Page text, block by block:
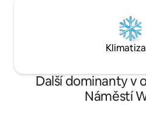
Další dominanty v
Náměstí